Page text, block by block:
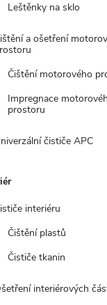
Leštěnky na sklo
a ošetření
Čištění motorového
Impregnace
prostoru
čističe APC
interiéru
Čištění plastů
Čističe tkanin
interiérových